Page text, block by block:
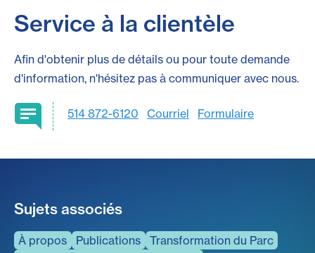
Service à la clientèle
Afin d'obtenir plus de détails ou pour toute demande
d'information, n'hésitez pas à communiquer avec nous.
514 872-6120 Courriel Formulaire
Sujets associés
À propos Publications
Transformation du Parc